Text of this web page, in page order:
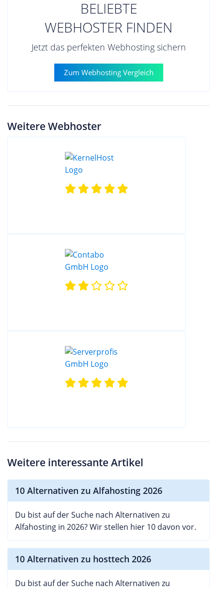
BELIEBTE
WEBHOSTER FINDEN
Jetzt das perfekten Webhosting sichern
Zum Webhosting Vergleich
Weitere Webhoster
Weitere interessante Artikel
10 Alternativen zu Alfahosting 2026
Du bist auf der Suche nach Alternativen zu
Alfahosting in 2026? Wir stellen hier 10 davon vor.
10 Alternativen zu hosttech 2026
Du bist auf der Suche nach Alternativen zu